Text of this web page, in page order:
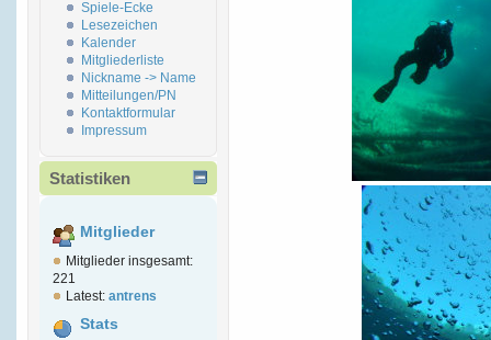
Spiele-Ecke
Lesezeichen
Kalender
Mitgliederliste
Nickname -> Name
Mitteilungen/PN
Kontaktformular
Impressum
Statistiken
Mitglieder
Mitglieder insgesamt:
221
Latest: antrens
Stats